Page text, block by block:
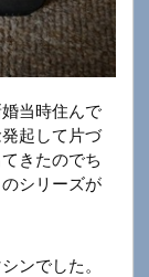
当時住んで
起して片づ
きたのでち
シリーズが
ンでした。